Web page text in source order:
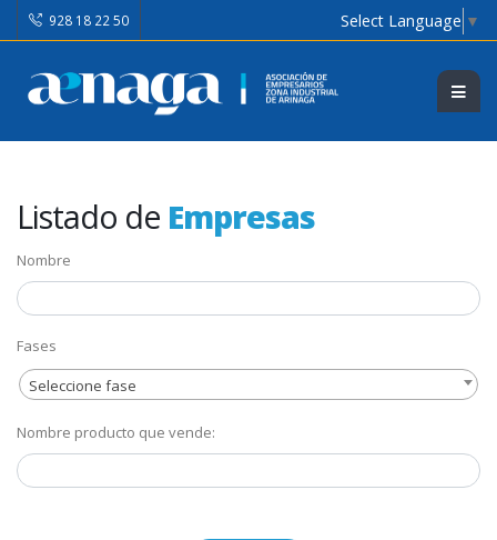
928 18 22 50 Select Language ▼
Listado de Empresas
Nombre
Fases
Seleccione fase
Nombre producto que vende: